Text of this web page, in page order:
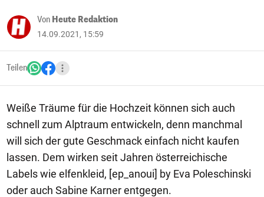
Von Heute Redaktion
14.09.2021, 15:59
Teilen
Weiße Träume für die Hochzeit können sich auch
schnell zum Alptraum entwickeln, denn manchmal
will sich der gute Geschmack einfach nicht kaufen
lassen. Dem wirken seit Jahren österreichische
Labels wie elfenkleid, [ep_anoui] by Eva Poleschinski
oder auch Sabine Karner entgegen.